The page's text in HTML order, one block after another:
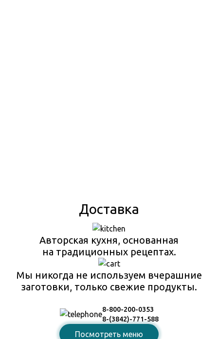
Доставка
Авторская кухня, основанная
на традиционных рецептах.
Мы никогда не используем вчерашние
заготовки, только свежие продукты.
Посмотреть меню
8-800-200-0353
8-(3842)-771-588